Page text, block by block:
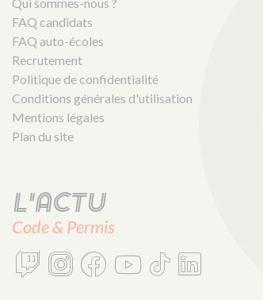
FAQ candidats
FAQ auto-écoles
Recrutement
Politique de confidentialité
Conditions générales d'utilisation
Mentions légales
Plan du site
L'actu
Code & Permis